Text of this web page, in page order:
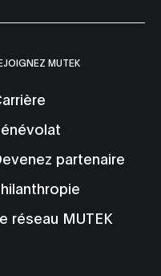
MUTEK
partenaire
réseau MUTEK